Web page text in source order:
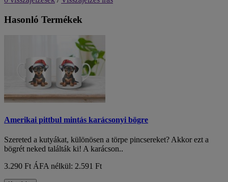
Hasonló Termékek
Amerikai pittbul mintás karácsonyi bögre
Szereted a kutyákat, különösen a törpe pincsereket? Akkor ezt a
bögrét neked találták ki! A karácson..
3.290 Ft ÁFA nélkül: 2.591 Ft